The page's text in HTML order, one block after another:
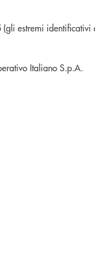
estremi
Italiano S.p.A.